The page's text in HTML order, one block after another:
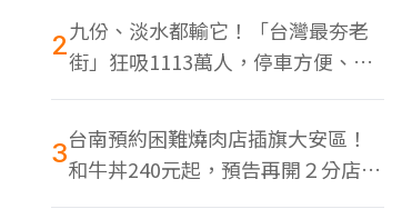
2九份、淡水都輸它！「台灣最夯老
街」狂吸1113萬人，停車方便、特
色美食多
3台南預約困難燒肉店插旗大安區！
和牛丼240元起，預告再開２分店、
地點曝光